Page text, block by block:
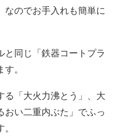
なのでお手入れも簡単に
と同じ「鉄器コートプラ
。
る「大火力沸とう」、大
おい二重内ぶた」でふっ